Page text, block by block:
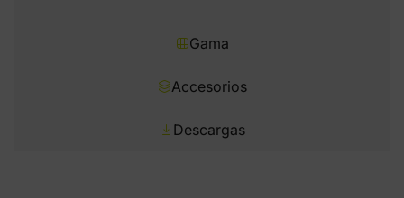
Gama
Accesorios
Descargas